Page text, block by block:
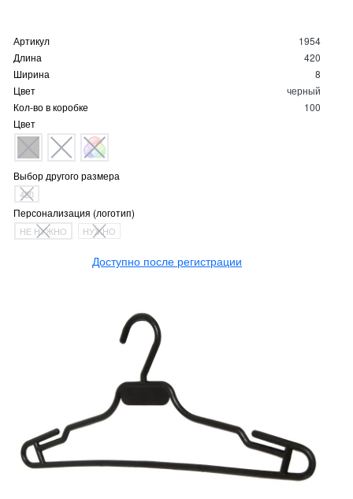
Артикул
1954
Длина
420
Ширина
8
Цвет
черный
Кол-во в коробке
100
Цвет
Выбор другого размера
420
Персонализация (логотип)
НЕ НУЖНО НУЖНО
Доступно после регистрации